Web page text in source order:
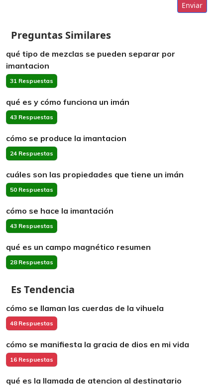
Enviar
Preguntas Similares
qué tipo de mezclas se pueden separar por
imantacion
31 Respuestas
qué es y cómo funciona un imán
43 Respuestas
cómo se produce la imantacion
24 Respuestas
cuáles son las propiedades que tiene un imán
50 Respuestas
cómo se hace la imantación
43 Respuestas
qué es un campo magnético resumen
28 Respuestas
Es Tendencia
cómo se llaman las cuerdas de la vihuela
48 Respuestas
cómo se manifiesta la gracia de dios en mi vida
16 Respuestas
qué es la llamada de atencion al destinatario